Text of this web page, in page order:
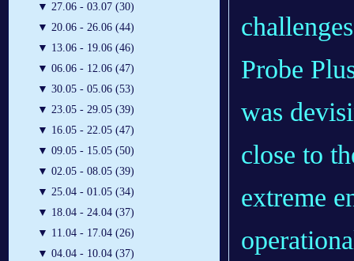
▼ 27.06 - 03.07 (30)
▼ 20.06 - 26.06 (44)
▼ 13.06 - 19.06 (46)
▼ 06.06 - 12.06 (47)
▼ 30.05 - 05.06 (53)
▼ 23.05 - 29.05 (39)
▼ 16.05 - 22.05 (47)
▼ 09.05 - 15.05 (50)
▼ 02.05 - 08.05 (39)
▼ 25.04 - 01.05 (34)
▼ 18.04 - 24.04 (37)
▼ 11.04 - 17.04 (26)
▼ 04.04 - 10.04 (37)
Probe
was
close to
extreme